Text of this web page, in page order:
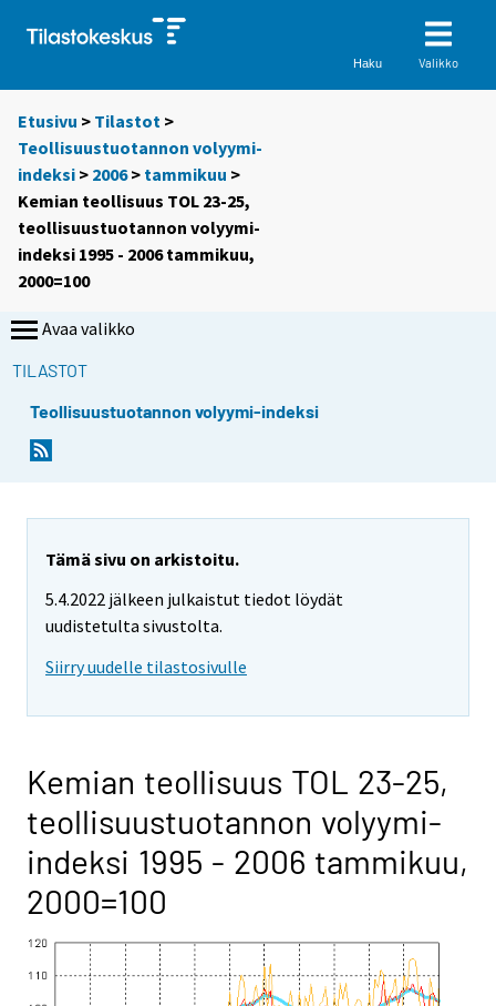
Haku Valikko
Etusivu > Tilastot >
Teollisuustuotannon volyymi-
indeksi > 2006> tammikuu >
Kemian teollisuus TOL 23-25,
teollisuustuotannon volyymi-
indeksi 1995 - 2006 tammikuu,
2000=100
Avaa valikko
TILASTOT
Teollisuustuotannon volyymi-indeksi
Tämä sivu on arkistoitu.
5.4.2022 jälkeen julkaistut tiedot löydät
uudistetulta sivustolta.
Siirry uudelle tilastosivulle
Kemian teollisuus TOL 23-25,
teollisuustuotannon volyymi-
indeksi 1995 - 2006 tammikuu,
2000=100